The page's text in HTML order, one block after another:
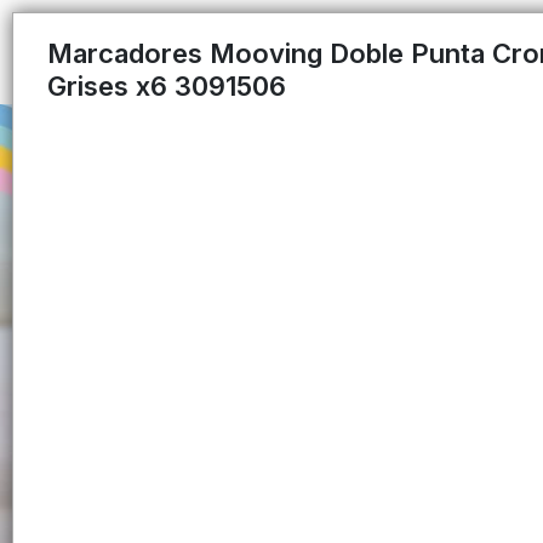
Marcadores Mooving Doble Punta
Grises x6 3091506